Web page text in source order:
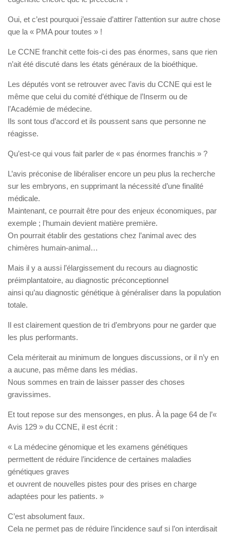
Oui, et c’est pourquoi j’essaie d’attirer l’attention sur autre chose
que la « PMA pour toutes » !
Le CCNE franchit cette fois-ci des pas énormes, sans que rien
n’ait été discuté dans les états généraux de la bioéthique.
Les députés vont se retrouver avec l’avis du CCNE qui est le
même que celui du comité d’éthique de l’Inserm ou de
l’Académie de médecine.
Ils sont tous d’accord et ils poussent sans que personne ne
réagisse.
Qu’est-ce qui vous fait parler de « pas énormes franchis » ?
L’avis préconise de libéraliser encore un peu plus la recherche
sur les embryons, en supprimant la nécessité d’une finalité
médicale.
Maintenant, ce pourrait être pour des enjeux économiques, par
exemple ; l’humain devient matière première.
On pourrait établir des gestations chez l’animal avec des
chimères humain-animal…
Mais il y a aussi l’élargissement du recours au diagnostic
préimplantatoire, au diagnostic préconceptionnel
ainsi qu’au diagnostic génétique à généraliser dans la population
totale.
Il est clairement question de tri d’embryons pour ne garder que
les plus performants.
Cela mériterait au minimum de longues discussions, or il n’y en
a aucune, pas même dans les médias.
Nous sommes en train de laisser passer des choses
gravissimes.
Et tout repose sur des mensonges, en plus. À la page 64 de l’«
Avis 129 » du CCNE, il est écrit :
« La médecine génomique et les examens génétiques
permettent de réduire l’incidence de certaines maladies
génétiques graves
et ouvrent de nouvelles pistes pour des prises en charge
adaptées pour les patients. »
C’est absolument faux.
Cela ne permet pas de réduire l’incidence sauf si l’on interdisait